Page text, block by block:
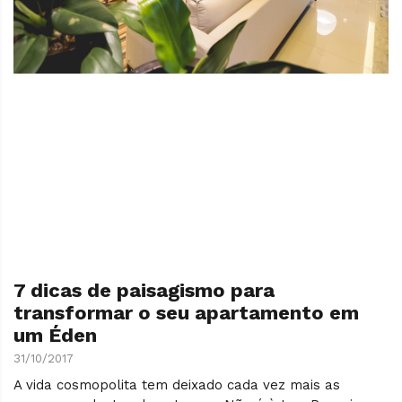
7 dicas de paisagismo para
transformar o seu apartamento em
um Éden
31/10/2017
A vida cosmopolita tem deixado cada vez mais as